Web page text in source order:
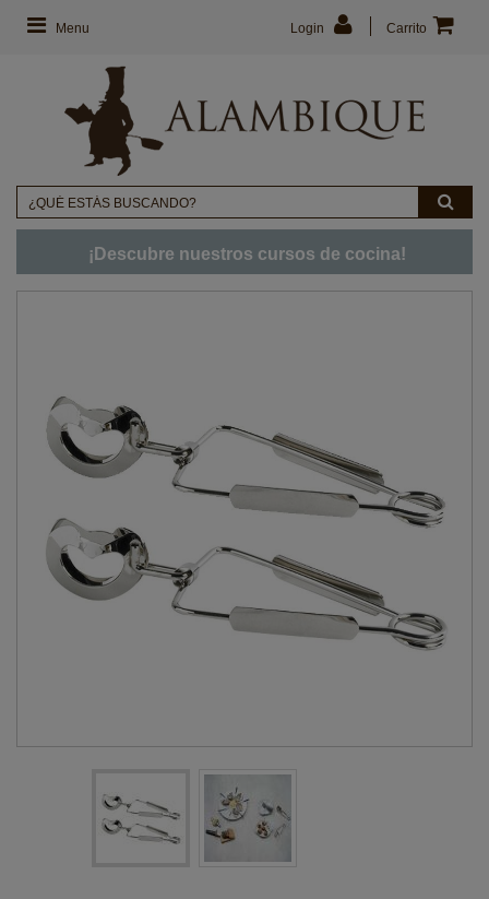
Menu Carrito
Login
¡Descubre nuestros cursos de cocina!